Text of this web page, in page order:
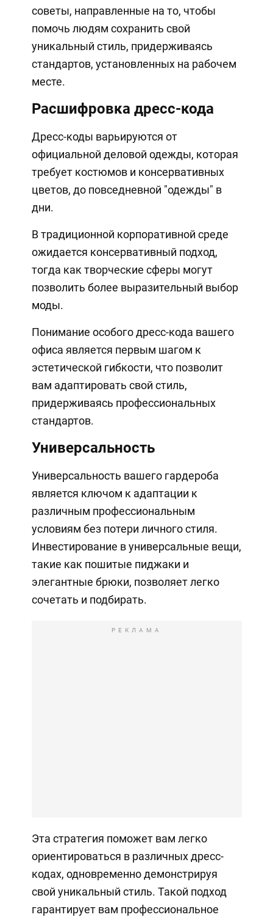
советы, направленные на то, чтобы
помочь людям сохранить свой
уникальный стиль, придерживаясь
стандартов, установленных на рабочем
месте.
Расшифровка дресс-кода
Дресс-коды варьируются от
официальной деловой одежды, которая
требует костюмов и консервативных
цветов, до повседневной "одежды" в
дни.
В традиционной корпоративной среде
ожидается консервативный подход,
тогда как творческие сферы могут
позволить более выразительный выбор
моды.
Понимание особого дресс-кода вашего
офиса является первым шагом к
эстетической гибкости, что позволит
вам адаптировать свой стиль,
придерживаясь профессиональных
стандартов.
Универсальность
Универсальность вашего гардероба
является ключом к адаптации к
различным профессиональным
условиям без потери личного стиля.
Инвестирование в универсальные вещи,
такие как пошитые пиджаки и
элегантные брюки, позволяет легко
сочетать и подбирать.
РЕКЛАМА
Эта стратегия поможет вам легко
ориентироваться в различных дресс-
кодах, одновременно демонстрируя
свой уникальный стиль. Такой подход
гарантирует вам профессиональное